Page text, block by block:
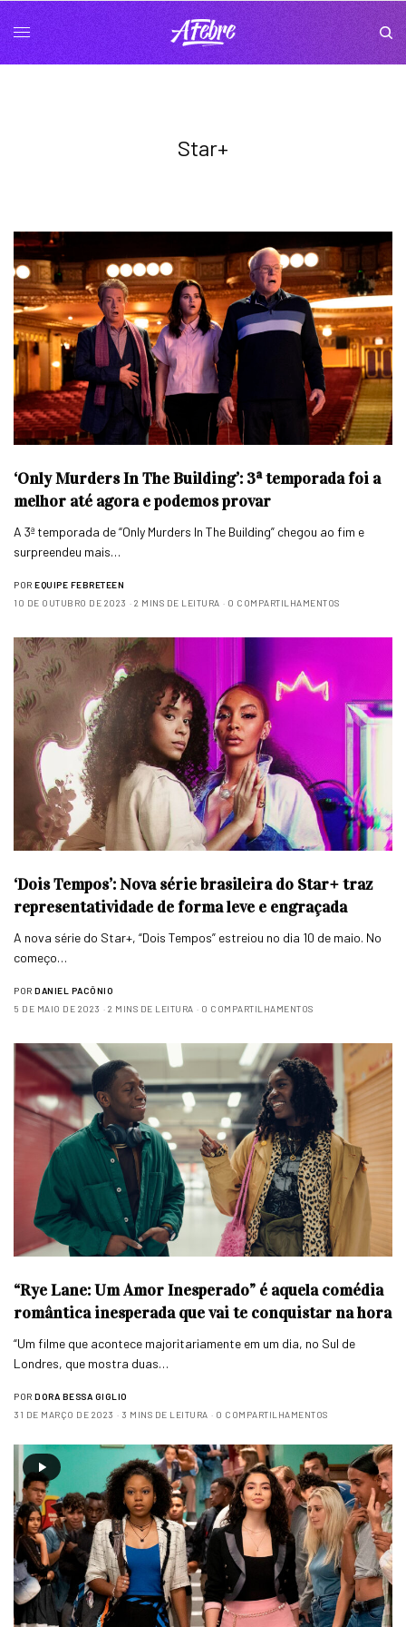
Star+
‘Only Murders In The Building’: 3ª temporada foi a
melhor até agora e podemos provar
A 3ª temporada de “Only Murders In The Building” chegou ao fim e
surpreendeu mais…
POR EQUIPE FEBRETEEN
10 DE OUTUBRO DE 2023
2 MINS DE LEITURA 0 COMPARTILHAMENTOS
‘Dois Tempos’: Nova série brasileira do Star+ traz
representatividade de forma leve e engraçada
A nova série do Star+, “Dois Tempos” estreiou no dia 10 de maio. No
começo…
POR DANIEL PACÔNIO
5 DE MAIO DE 2023
2 MINS DE LEITURA 0 COMPARTILHAMENTOS
“Rye Lane: Um Amor Inesperado” é aquela comédia
romântica inesperada que vai te conquistar na hora
“Um filme que acontece majoritariamente em um dia, no Sul de
Londres, que mostra duas…
POR DORA BESSA GIGLIO
31 DE MARÇO DE 2023
3 MINS DE LEITURA 0 COMPARTILHAMENTOS